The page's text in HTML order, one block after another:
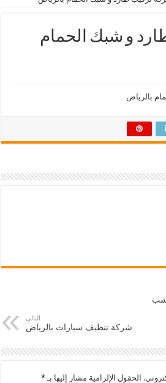
و شبك الحمام
بالرياض
التالي
شركة تنظيف سيارات بالرياض
الحقول الإلزامية مشار إليها بـ*